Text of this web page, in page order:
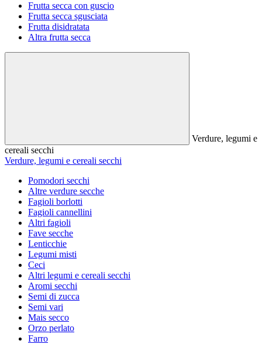
Frutta secca con guscio
Frutta secca sgusciata
Frutta disidratata
Altra frutta secca
Verdure, legumi e
cereali secchi
Verdure, legumi e cereali secchi
Pomodori secchi
Altre verdure secche
Fagioli borlotti
Fagioli cannellini
Altri fagioli
Fave secche
Lenticchie
Legumi misti
Ceci
Altri legumi e cereali secchi
Aromi secchi
Semi di zucca
Semi vari
Mais secco
Orzo perlato
Farro